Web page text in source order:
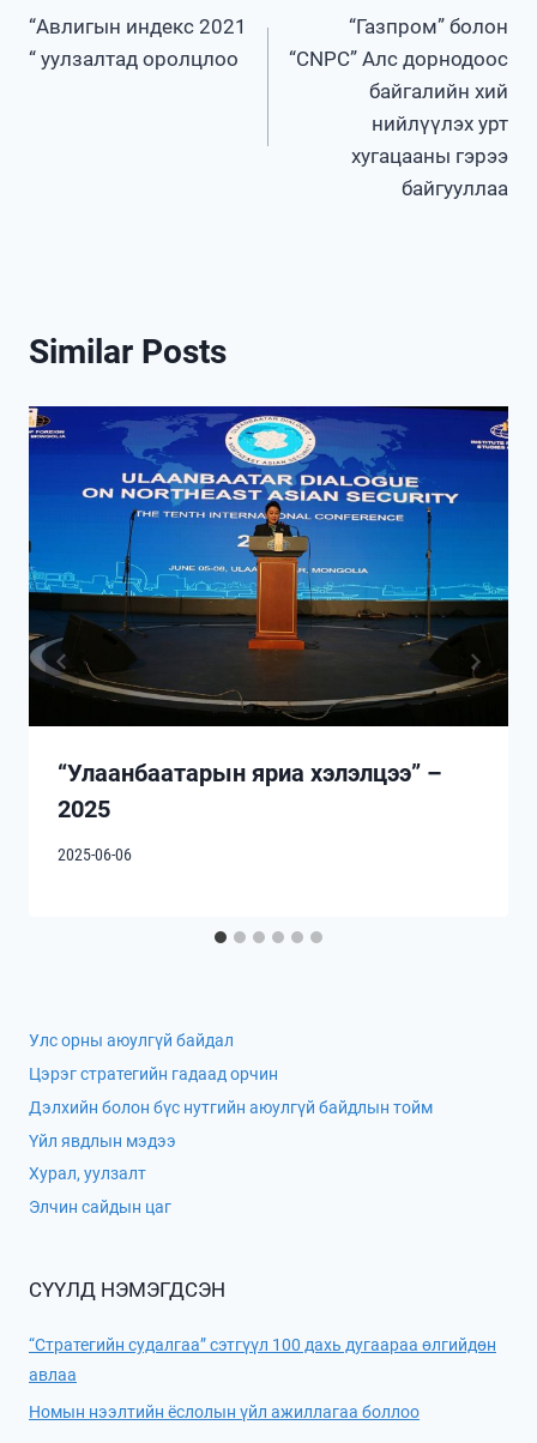
navigation
“Авлигын индекс 2021
“ уулзалтад оролцлоо
“Газпром” болон
“CNPC” Алс дорнодоос
байгалийн хий
нийлүүлэх урт
хугацааны гэрээ
байгууллаа
Similar Posts
“Улаанбаатарын яриа хэлэлцээ” –
2025
2025-06-06
Улс орны аюулгүй байдал
Цэрэг стратегийн гадаад орчин
Дэлхийн болон бүс нутгийн аюулгүй байдлын тойм
Үйл явдлын мэдээ
Хурал, уулзалт
Элчин сайдын цаг
СҮҮЛД НЭМЭГДСЭН
“Стратегийн судалгаа” сэтгүүл 100 дахь дугаараа өлгийдөн
авлаа
Номын нээлтийн ёслолын үйл ажиллагаа боллоо